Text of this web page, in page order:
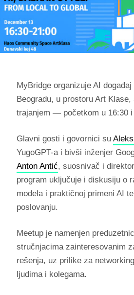
MyBridge organizuje AI
Beogradu, u prostoru Art
trajanjem — početkom u 16:30
Glavni gosti i govornici su
YugoGPT-a i bivši inženjer
Anton Antić, suosnivač i
program uključuje i diskusiju o
modela i praktičnoj primeni AI
poslovanju.
Meetup je namenjen
stručnjacima zainteresovanim
rešenja, uz prilike za
ljudima i kolegama.